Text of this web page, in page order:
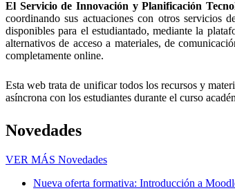
El Servicio de Innovación y Planificación
coordinando sus actuaciones con otros servicios
disponibles para el estudiantado, mediante la
alternativos de acceso a materiales, de
completamente online.
Esta web trata de unificar todos los recursos y
asíncrona con los estudiantes durante el curso
Novedades
VER MÁS Novedades
Nueva oferta formativa: Introducción a